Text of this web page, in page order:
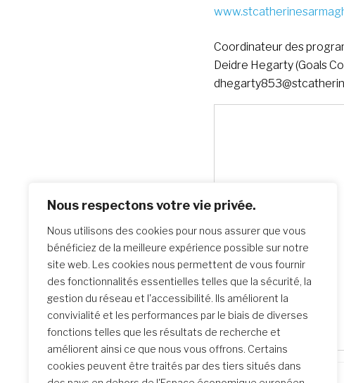
Nous respectons votre vie privée.
Nous utilisons des cookies pour nous assurer que vous
bénéficiez de la meilleure expérience possible sur notre
site web. Les cookies nous permettent de vous fournir
des fonctionnalités essentielles telles que la sécurité, la
gestion du réseau et l'accessibilité. Ils améliorent la
convivialité et les performances par le biais de diverses
fonctions telles que les résultats de recherche et
améliorent ainsi ce que nous vous offrons. Certains
cookies peuvent être traités par des tiers situés dans
Coordinateur des
Deidre Hegarty (Goals